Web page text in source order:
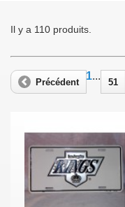
Il y a 110 produits.
Précédent
1...
51